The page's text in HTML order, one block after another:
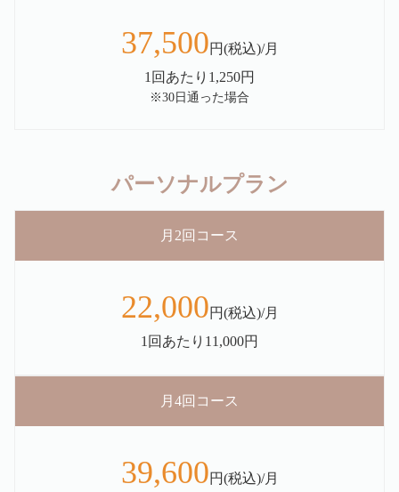
37,500円(税込)/月
1回あたり1,250円
※30日通った場合
パーソナルプラン
月2回コース
22,000円(税込)/月
1回あたり11,000円
月4回コース
39,600円(税込)/月